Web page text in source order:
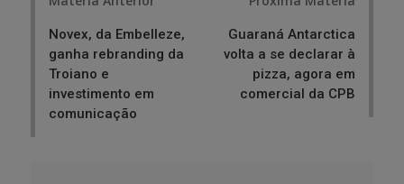
Novex, da Embelleze,
ganha rebranding da
Troiano e
investimento em
comunicação
Guaraná Antarctica
volta a se declarar à
pizza, agora em
comercial da CPB